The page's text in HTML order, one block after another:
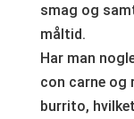
smag og
måltid.
Har man
con carne og
burrito,